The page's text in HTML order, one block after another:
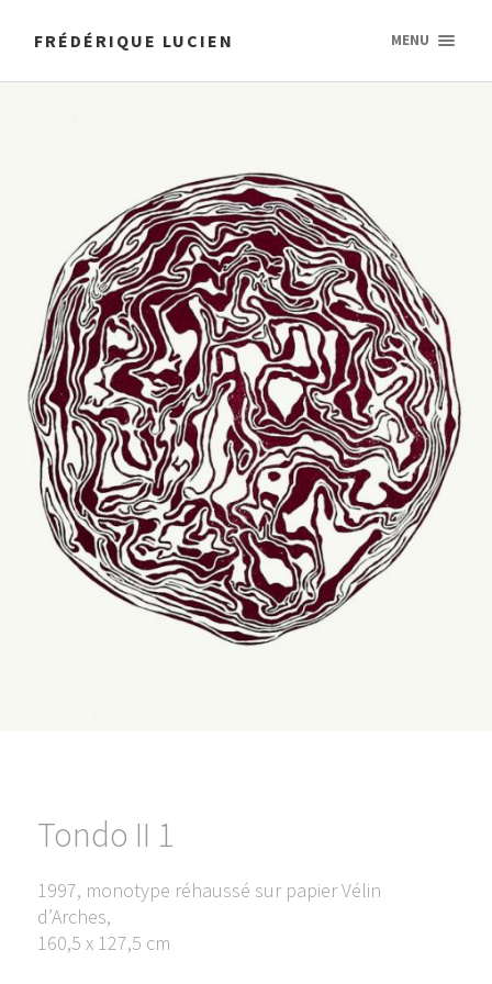
FRÉDÉRIQUE LUCIEN MENU
Tondo II 1
1997, monotype réhaussé sur papier Vélin
d’Arches,
160,5 x 127,5 cm